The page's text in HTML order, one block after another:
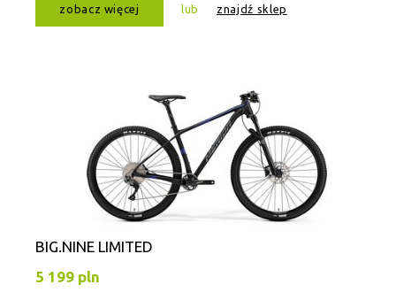
zobacz więcej lub znajdź sklep
BIG.NINE LIMITED
5 199 pln